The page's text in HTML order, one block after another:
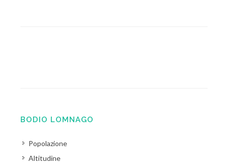
BODIO LOMNAGO
Popolazione
Altitudine